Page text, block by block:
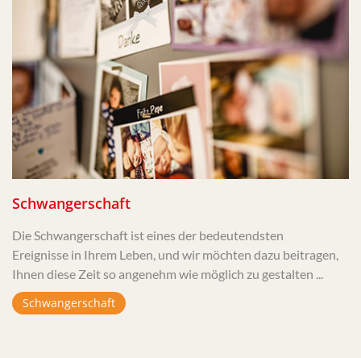
Schwangerschaft
Die Schwangerschaft ist eines der bedeutendsten
Ereignisse in Ihrem Leben, und wir möchten dazu beitragen,
Ihnen diese Zeit so angenehm wie möglich zu gestalten ...
Schwangerschaft